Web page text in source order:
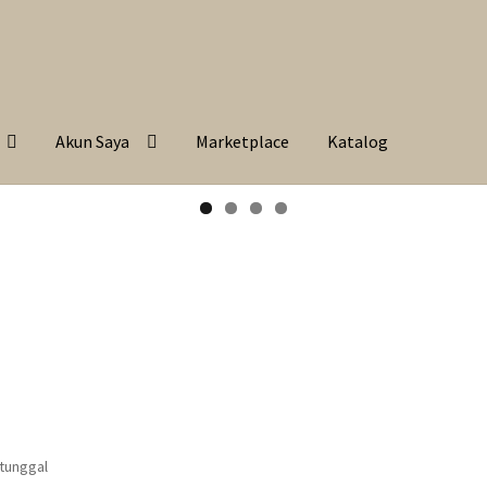
Akun Saya Marketplace Katalog